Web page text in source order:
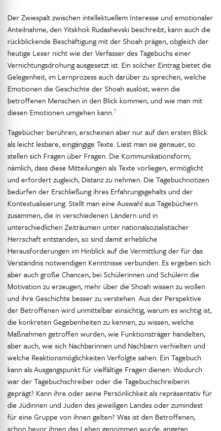
Der Zwiespalt zwischen intellektuellem Interesse und emotionaler
Anteilnahme, den Yitskhok Rudashevski beschreibt, kann auch die
rückblickende Beschäftigung mit der Shoah prägen, obgleich der
heutige Leser nicht wie der Verfasser des Tagebuchs einer
Vernichtungsdrohung ausgesetzt ist. Ein solcher Eintrag bietet die
Gelegenheit, im Lernprozess auch darüber zu sprechen, welche
Emotionen die Geschichte der Shoah auslöst, wenn die
betroffenen Menschen in den Blick kommen, und wie man mit
diesen Emotionen umgehen kann.7
Tagebücher berühren, erscheinen aber nur auf den ersten Blick
als leicht lesbare, eingängige Texte. Liest man sie genauer, so
stellen sich Fragen über Fragen. Die Kommunikationsform,
nämlich, dass diese Mitteilungen als Texte vorliegen, ermöglicht
und erfordert zugleich, Distanz zu nehmen. Die Tagebuchnotizen
bedürfen der Erschließung ihres Erfahrungsgehalts und der
Kontextualisierung. Stellt man eine Auswahl aus Tagebüchern
zusammen, die in verschiedenen Ländern und in
unterschiedlichen Zeiträumen unter nationalsozialistischer
Herrschaft entstanden, so sind damit erhebliche
Herausforderungen im Hinblick auf die Vermittlung der für das
Verständnis notwendigen Kenntnisse verbunden. Es ergeben sich
aber auch große Chancen, bei Schülerinnen und Schülern die
Motivation zu erzeugen, mehr über die Shoah wissen zu wollen
und ihre Geschichte besser zu verstehen. Aus der Perspektive
der Betroffenen wird unmittelbar einsichtig, warum es wichtig ist,
die konkreten Gegebenheiten zu kennen, zu wissen, welche
Maßnahmen getroffen wurden, wie Funktionsträger handelten,
aber auch, wie sich Nachbarinnen und Nachbarn verhielten und
welche Reaktionsmöglichkeiten Verfolgte sahen. Ein Tagebuch
kann als Ausgangspunkt für vielfältige Fragen dienen: Wodurch
war der Tagebuchschreiber oder die Tagebuchschreiberin
geprägt? Kann ihre oder seine Persönlichkeit als repräsentativ für
die Jüdinnen und Juden des jeweiligen Landes oder zumindest
für eine Gruppe von ihnen gelten? Was ist den Betroffenen,
schon bevor ihnen das Leben genommen wurde, angetan